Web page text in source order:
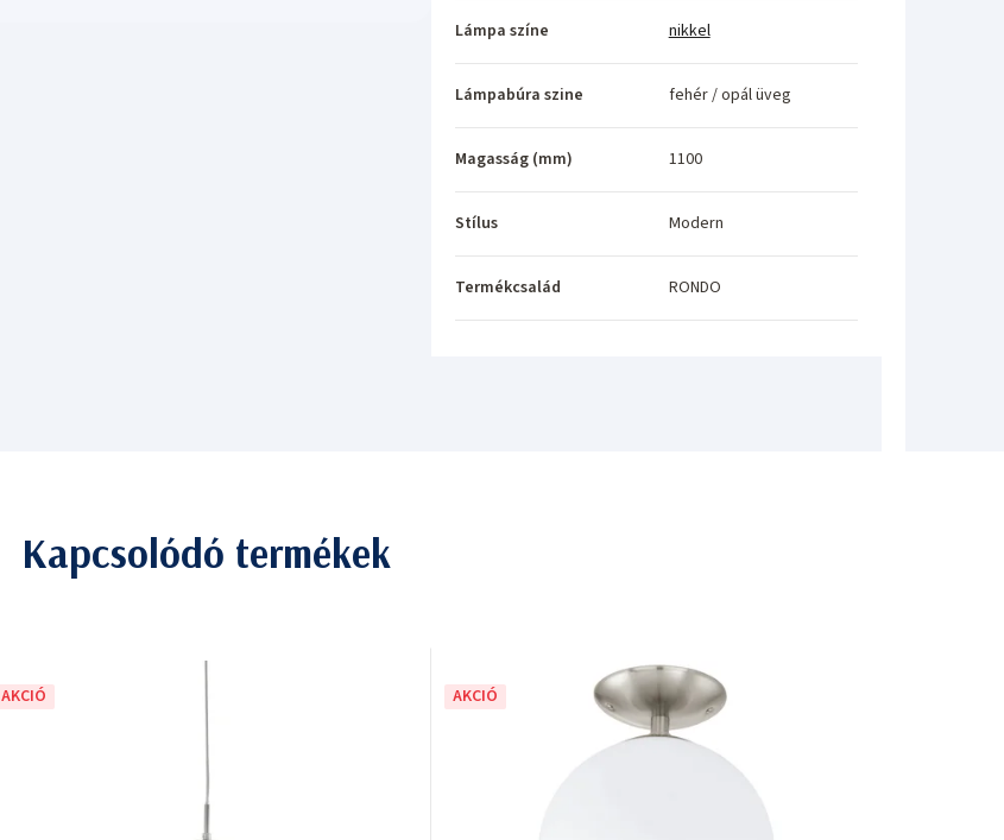
Lámpa színe nikkel
Lámpabúra szine fehér / opál üveg
Magasság (mm) 1100
Stílus Modern
Termékcsalád RONDO
Kapcsolódó termékek
AKCIÓ AKCIÓ